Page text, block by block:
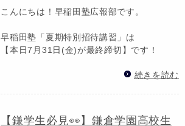
こんにちは！早稲田塾広報部です。
早稲田塾「夏期特別招待講習」は
【本日7月31日(金)が最終締切】です！
続きを読む
【鎌学生必見👀】鎌倉学園高校生